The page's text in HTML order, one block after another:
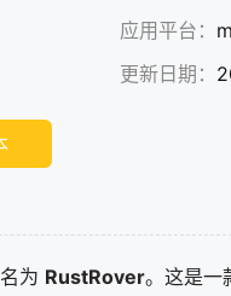
应用平台：
更新日期：
为 RustRover。这是一